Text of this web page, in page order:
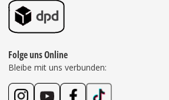
Folge uns Online
Bleibe mit uns verbunden: